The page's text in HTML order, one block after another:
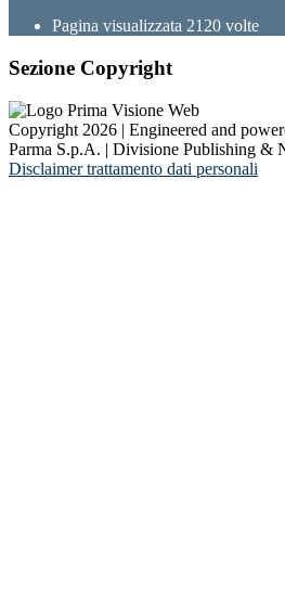
Pagina visualizzata 2120 volte
Sezione Copyright
Copyright 2026 | Engineered and
Parma S.p.A. | Divisione Publishing &
Disclaimer trattamento dati personali